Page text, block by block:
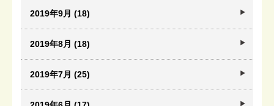
2019年9月 (18)
2019年8月 (18)
2019年7月 (25)